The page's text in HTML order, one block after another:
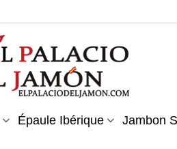
Épaule Ibérique Jambon